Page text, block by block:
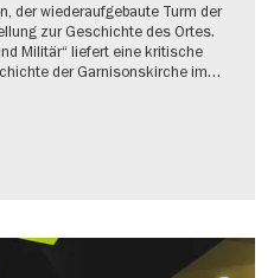
der wiederaufgebaute Turm der
zur Geschichte des Ortes.
Militär“ liefert eine kritische
der Garnisonskirche im…